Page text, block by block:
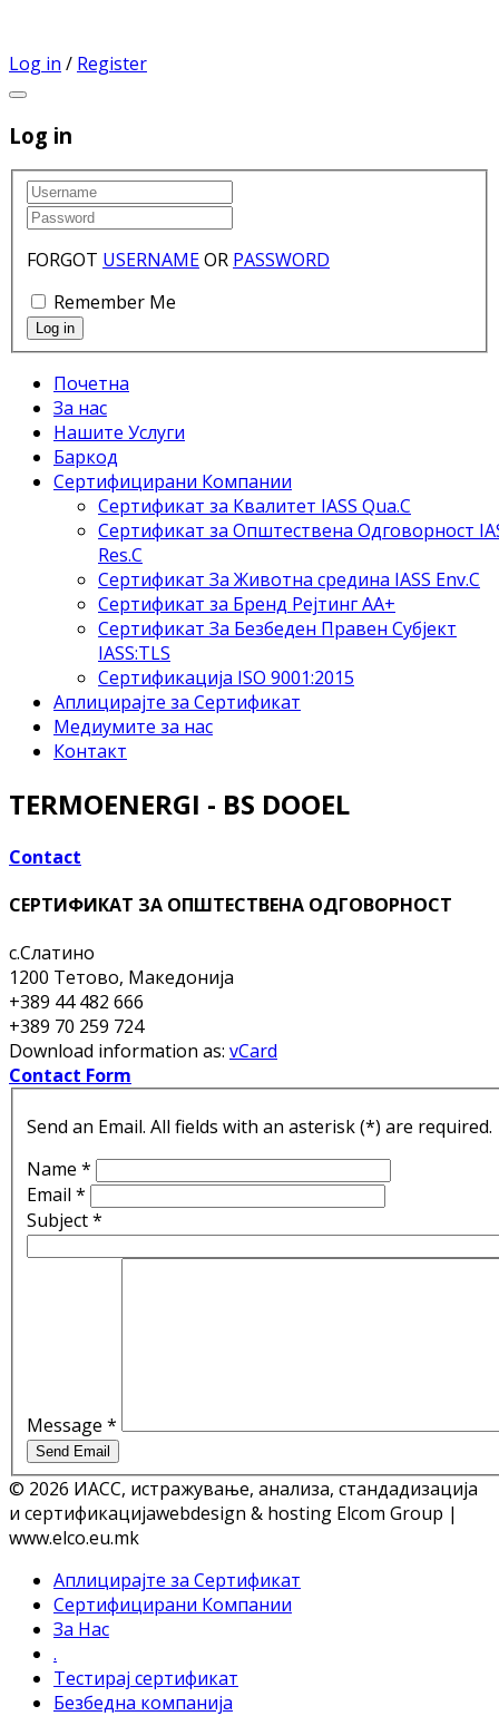
Log in / Register
Log in
FORGOT USERNAMEOR PASSWORD
Remember Me
Почетна
За нас
Нашите Услуги
Баркод
Сертифицирани Компании
Сертификат за Квалитет IASS Qua.C
Сертификат за Општествена Одговорност
Res.C
Сертификат За Животна средина IASS Env.C
Сертификат за Бренд Рејтинг АА+
Сертификат За Безбеден Правен Субјект
IASS:TLS
Сертификација ISO 9001:2015
Аплицирајте за Сертификат
Медиумите за нас
Контакт
TERMOENERGI - BS DOOEL
Contact
СЕРТИФИКАТ ЗА ОПШТЕСТВЕНА ОДГОВОРНОСТ
с.Слатино
1200 Тетово, Македонија
+389 44 482 666
+389 70 259 724
Download information as: vCard
Contact Form
Send an Email. All fields with an asterisk (*) are required.
Name *
Email *
Subject*
Message *
Send Email
© 2026 ИАСС, истражување, анализа, стандадизација
и сертификацијаwebdesign & hosting Elcom Group |
www.elco.eu.mk
Аплицирајте за Сертификат
Сертифицирани Компании
За Нас
.
Тестирај сертификат
Безбедна компанија